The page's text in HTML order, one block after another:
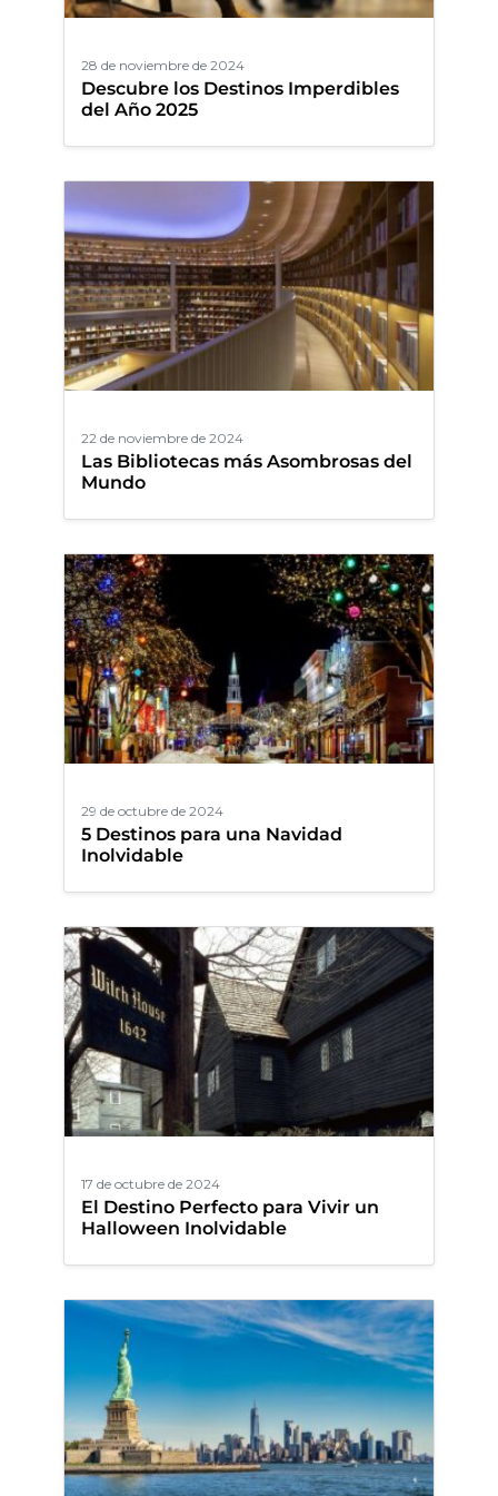
28 de noviembre de 2024
Descubre los Destinos Imperdibles
del Año 2025
22 de noviembre de 2024
Las Bibliotecas más Asombrosas del
Mundo
29 de octubre de 2024
5 Destinos para una Navidad
Inolvidable
17 de octubre de 2024
El Destino Perfecto para Vivir un
Halloween Inolvidable